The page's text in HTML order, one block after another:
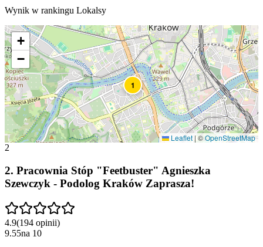
Wynik w rankingu Lokalsy
1
+
−
Leaflet | ©OpenStreetMap
2
2. Pracownia Stóp "Feetbuster" Agnieszka
Szewczyk - Podolog Kraków Zaprasza!
4.9(194 opinii)
9.55na 10